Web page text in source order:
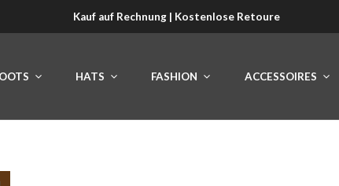
Kauf auf Rechnung | Kostenlose Retoure
HATS FASHION ACCESSOIRES